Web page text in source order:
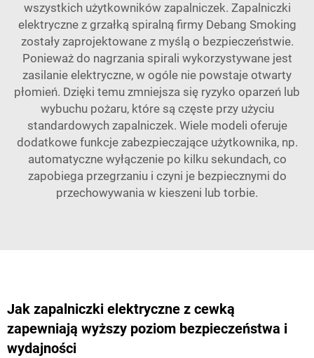
wszystkich użytkowników zapalniczek. Zapalniczki
elektryczne z grzałką spiralną firmy Debang Smoking
zostały zaprojektowane z myślą o bezpieczeństwie.
Ponieważ do nagrzania spirali wykorzystywane jest
zasilanie elektryczne, w ogóle nie powstaje otwarty
płomień. Dzięki temu zmniejsza się ryzyko oparzeń lub
wybuchu pożaru, które są częste przy użyciu
standardowych zapalniczek. Wiele modeli oferuje
dodatkowe funkcje zabezpieczające użytkownika, np.
automatyczne wyłączenie po kilku sekundach, co
zapobiega przegrzaniu i czyni je bezpiecznymi do
przechowywania w kieszeni lub torbie.
Jak zapalniczki elektryczne z cewką
zapewniają wyższy poziom bezpieczeństwa i
wydajności